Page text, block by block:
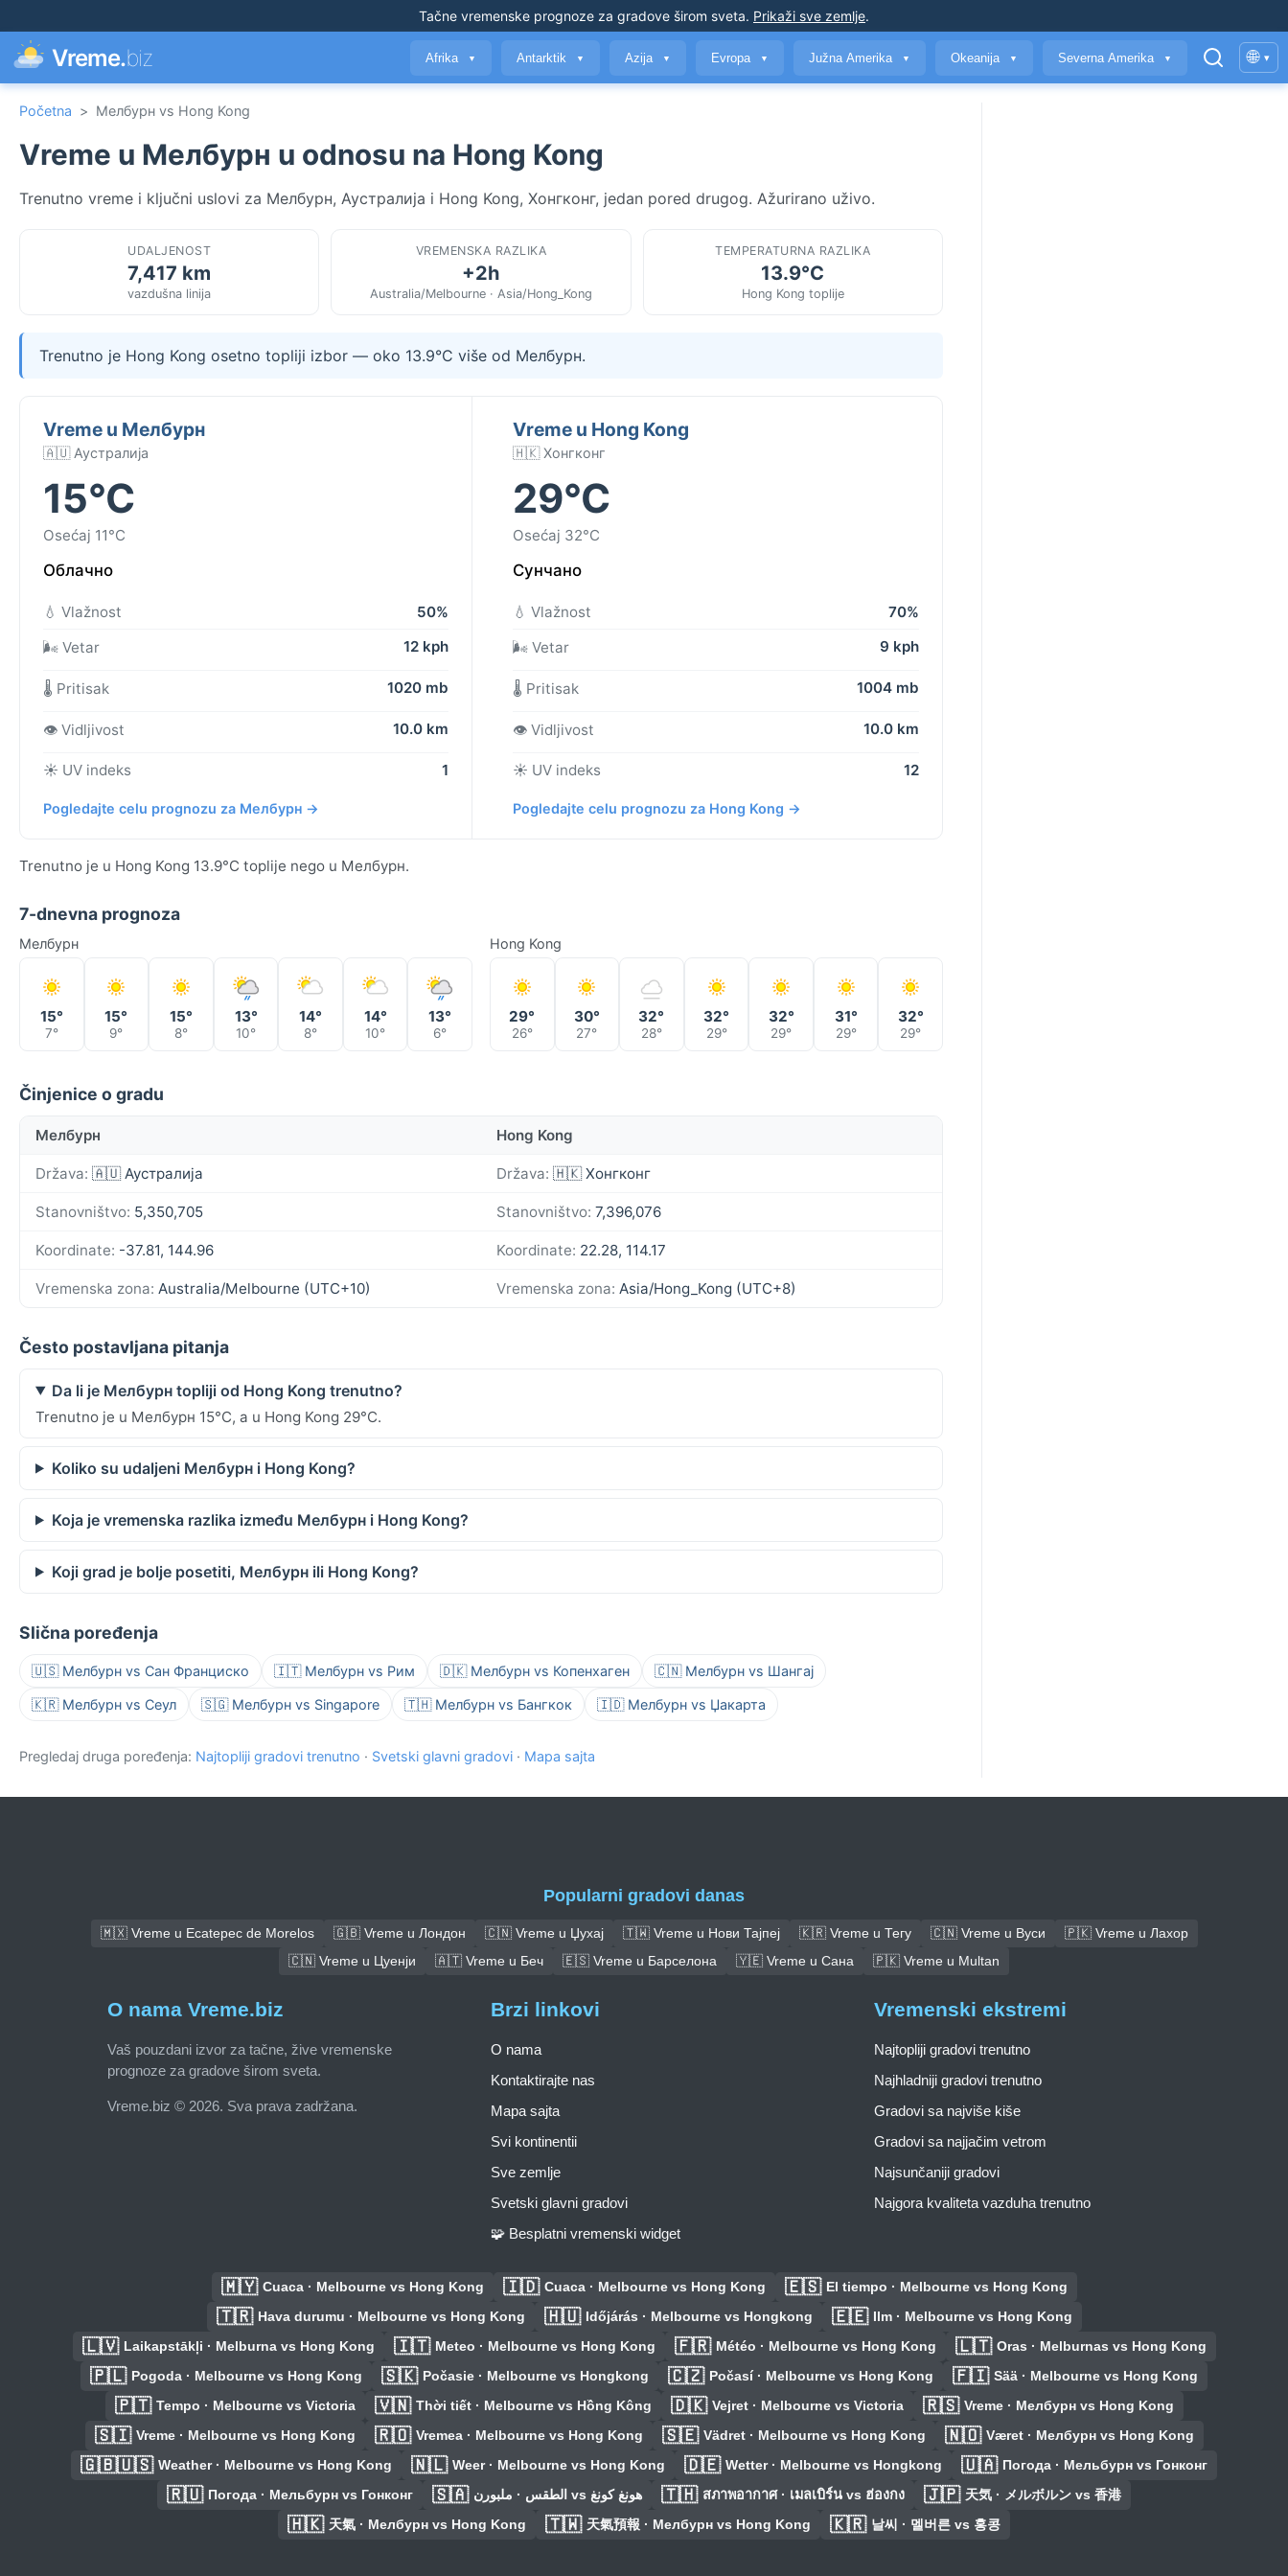
Tačne vremenske prognoze za gradove širom sveta. Prikaži sve zemlje.
Vreme.biz Afrika ▼ Antarktik ▼ Azija ▼ Evropa ▼ Južna Amerika ▼ Okeanija ▼ Severna Amerika ▼ 🌐 ▾
Početna > Мелбурн vs Hong Kong
Vreme u Мелбурн u odnosu na Hong Kong
Trenutno vreme i ključni uslovi za Мелбурн, Аустралија i Hong Kong, Хонгконг, jedan pored drugog. Ažurirano uživo.
UDALJENOST
7,417 km
vazdušna linija
VREMENSKA RAZLIKA
+2h
Australia/Melbourne · Asia/Hong_Kong
TEMPERATURNA RAZLIKA
13.9°C
Hong Kong toplije
Trenutno je Hong Kong osetno topliji izbor — oko 13.9°C više od Мелбурн.
Vreme u Мелбурн
🇦🇺 Аустралија
15°C
Osećaj 11°C
Облачно
💧 Vlažnost
50%
🌬️ Vetar
12 kph
🌡️ Pritisak 1020 mb
👁️ Vidljivost 10.0 km
☀️ UV indeks 1
Pogledajte celu prognozu za Мелбурн →
Vreme u Hong Kong
🇭🇰 Хонгконг
29°C
Osećaj 32°C
Сунчано
💧 Vlažnost
70%
🌬️ Vetar
9 kph
🌡️ Pritisak 1004 mb
👁️ Vidljivost 10.0 km
☀️ UV indeks 12
Pogledajte celu prognozu za Hong Kong →
Trenutno je u Hong Kong 13.9°C toplije nego u Мелбурн.
7-dnevna prognoza
Мелбурн
15°
7°
15°
9°
15°
8°
13°
10°
14°
8°
14°
10°
13°
6°
Hong Kong
29°
26°
30°
27°
32°
28°
32°
29°
32°
29°
31°
29°
32°
29°
Činjenice o gradu
Мелбурн Hong Kong
Država: 🇦🇺 Аустралија Država: 🇭🇰 Хонгконг
Stanovništvo: 5,350,705 Stanovništvo: 7,396,076
Koordinate: -37.81, 144.96 Koordinate: 22.28, 114.17
Vremenska zona: Australia/Melbourne (UTC+10) Vremenska zona: Asia/Hong_Kong (UTC+8)
Često postavljana pitanja
Da li je Мелбурн topliji od Hong Kong trenutno?
Trenutno je u Мелбурн 15°C, a u Hong Kong 29°C.
Koliko su udaljeni Мелбурн i Hong Kong?
Koja je vremenska razlika između Мелбурн i Hong Kong?
Koji grad je bolje posetiti, Мелбурн ili Hong Kong?
Slična poređenja
🇺🇸 Мелбурн vs Сан Франциско 🇮🇹 Мелбурн vs Рим 🇩🇰 Мелбурн vs Копенхаген 🇨🇳 Мелбурн vs Шангај
🇰🇷 Мелбурн vs Сеул 🇸🇬 Мелбурн vs Singapore 🇹🇭 Мелбурн vs Бангкок 🇮🇩 Мелбурн vs Џакарта
Pregledaj druga poređenja: Najtopliji gradovi trenutno · Svetski glavni gradovi · Mapa sajta
Popularni gradovi danas
🇲🇽 Vreme u Ecatepec de Morelos 🇬🇧 Vreme u Лондон 🇨🇳 Vreme u Џухај 🇹🇼 Vreme u Нови Тајпеј 🇰🇷 Vreme u Тегу 🇨🇳 Vreme u Вуси
🇵🇰 Vreme u Лахор
🇨🇳 Vreme u Цуенји
🇦🇹 Vreme u Беч 🇪🇸 Vreme u Барселона 🇾🇪 Vreme u Сана 🇵🇰 Vreme u Multan
O nama Vreme.biz
Vaš pouzdani izvor za tačne, žive vremenske
prognoze za gradove širom sveta.
Vreme.biz © 2026. Sva prava zadržana.
Brzi linkovi
O nama
Kontaktirajte nas
Mapa sajta
Svi kontinentii
Sve zemlje
Svetski glavni gradovi
🧩 Besplatni vremenski widget
Vremenski ekstremi
Najtopliji gradovi trenutno
Najhladniji gradovi trenutno
Gradovi sa najviše kiše
Gradovi sa najjačim vetrom
Najsunčaniji gradovi
Najgora kvaliteta vazduha trenutno
🇲🇾 Cuaca · Melbourne vs Hong Kong 🇮🇩 Cuaca · Melbourne vs Hong Kong 🇪🇸 El tiempo · Melbourne vs Hong Kong
🇹🇷 Hava durumu · Melbourne vs Hong Kong 🇭🇺 Időjárás · Melbourne vs Hongkong 🇪🇪 Ilm · Melbourne vs Hong Kong
🇱🇻 Laikapstākļi · Melburna vs Hong Kong 🇮🇹 Meteo · Melbourne vs Hong Kong 🇫🇷 Météo · Melbourne vs Hong Kong 🇱🇹 Oras · Melburnas vs Hong Kong
🇵🇱 Pogoda · Melbourne vs Hong Kong 🇸🇰 Počasie · Melbourne vs Hongkong 🇨🇿 Počasí · Melbourne vs Hong Kong 🇫🇮 Sää · Melbourne vs Hong Kong
🇵🇹 Tempo · Melbourne vs Victoria 🇻🇳 Thời tiết · Melbourne vs Hồng Kông 🇩🇰 Vejret · Melbourne vs Victoria 🇷🇸 Vreme · Мелбурн vs Hong Kong
🇸🇮 Vreme · Melbourne vs Hong Kong 🇷🇴 Vremea · Melbourne vs Hong Kong 🇸🇪 Vädret · Melbourne vs Hong Kong 🇳🇴 Været · Мелбурн vs Hong Kong
🇬🇧🇺🇸 Weather · Melbourne vs Hong Kong 🇳🇱 Weer · Melbourne vs Hong Kong 🇩🇪 Wetter · Melbourne vs Hongkong 🇺🇦 Погода · Мельбурн vs Гонконг
🇷🇺 Погода · Мельбурн vs Гонконг 🇸🇦 الطقس · ملبورن vs هونغ كونغ 🇹🇭 สภาพอากาศ · เมลเบิร์น vs ฮ่องกง 🇯🇵 天気 · メルボルン vs 香港
🇭🇰 天氣 · Мелбурн vs Hong Kong 🇹🇼 天氣預報 · Мелбурн vs Hong Kong 🇰🇷 날씨 · 멜버른 vs 홍콩